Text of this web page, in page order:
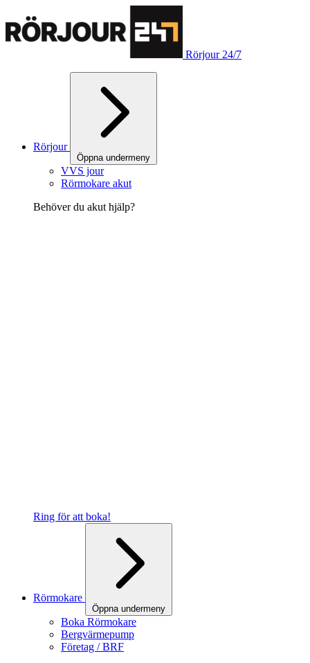
Rörjour 24/7
Rörjour
Öppna undermeny
VVS jour
Rörmokare akut
Behöver du akut hjälp?
Ring för att boka!
Rörmokare
Öppna undermeny
Boka Rörmokare
Bergvärmepump
Företag / BRF